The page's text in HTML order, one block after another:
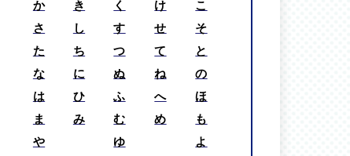
か
き く け
こ
さ
し す せ
そ
た
ち つ て
と
な
に ぬ ね
の
は
ひ ふ へ
ほ
ま
み む め
も
や
ゆ
よ